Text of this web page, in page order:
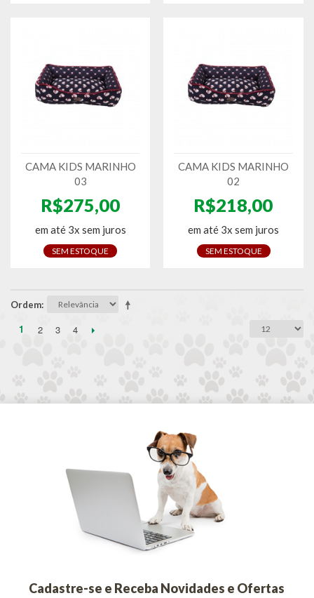
CAMA KIDS MARINHO
03
R$275,00
em até 3x sem juros
SEM ESTOQUE
CAMA KIDS MARINHO
02
R$218,00
em até 3x sem juros
SEM ESTOQUE
Ordem
1 2 3 4
Cadastre-se e Receba Novidades e Ofertas